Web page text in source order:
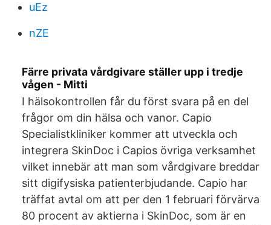
uEz
nZE
Färre privata vårdgivare ställer upp i tredje
vågen - Mitti
I hälsokontrollen får du först svara på en del
frågor om din hälsa och vanor. Capio
Specialistkliniker kommer att utveckla och
integrera SkinDoc i Capios övriga verksamhet
vilket innebär att man som vårdgivare breddar
sitt digifysiska patienterbjudande. Capio har
träffat avtal om att per den 1 februari förvärva
80 procent av aktierna i SkinDoc, som är en